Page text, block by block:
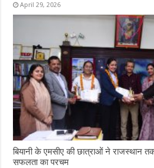
April 29, 2026
बियानी के एमसीए की छात्राओं ने राजस्थान
सफलता का परचम